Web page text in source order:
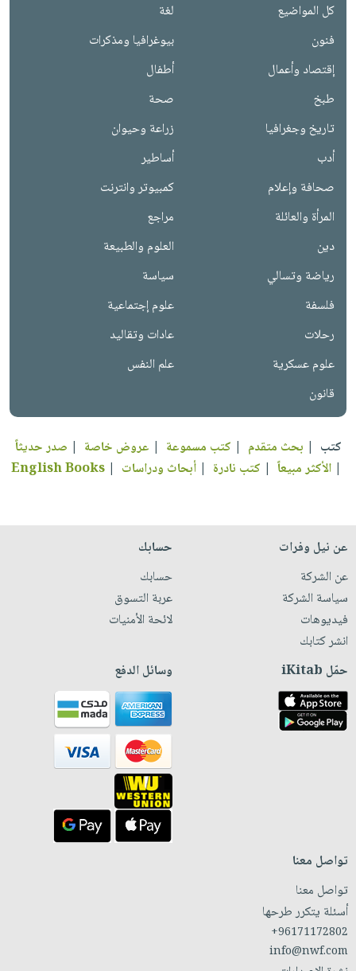
كل المواضيع
لغة
فنون
بيوغرافيا ومذكرات
إقتصاد وأعمال
أطفال
طبخ
صحة
تاريخ وجغرافيا
زراعة وحيوان
أدب
أساطير
صحافة وإعلام
كمبيوتر وانترنت
المرأة والعائلة
مراجع
دين
العلوم والطبيعة
رياضة وتسالي
سياسة
فلسفة
علوم إجتماعية
رحلات
عادات وتقاليد
علوم عسكرية
علم النفس
قانون
كتب | بحث متقدم | كتب مسموعة | عروض خاصة | صدر حديثاً
| الأكثر مبيعاً | كتب نادرة | أبحاث ودراسات |
English Books
عن نيل وفرات
عن الشركة
سياسة الشركة
فيديوهات
انشر كتابك
حسابك
حسابك
عربة التسوق
لائحة الأمنيات
حمّل iKitab وسائل الدفع
تواصل معنا
تواصل معنا
أسئلة يتكرر طرحها
+96171172802
info@nwf.com